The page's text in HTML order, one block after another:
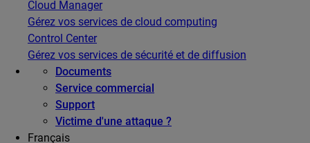
Cloud Manager
Gérez vos services de cloud computing
Control Center
Gérez vos services de sécurité et de diffusion
Documents
Service commercial
Support
Victime d'une attaque ?
Français